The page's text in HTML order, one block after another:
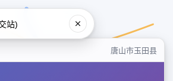
唐山市玉田县